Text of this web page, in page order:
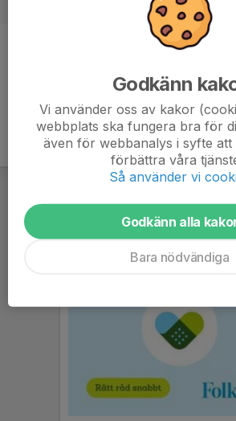
Godkänn
Vi använder oss av kakor
webbplats ska fungera bra för
även för webbanalys i syfte att
förbättra våra
Så använder vi
Godkänn alla
Bara nödvändiga